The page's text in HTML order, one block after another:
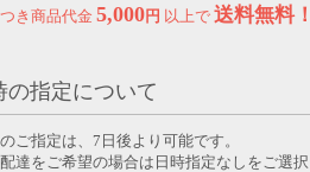
き商品代金 5,000円 以上で 送料無料！
の指定について
ご指定は、7日後より可能です。
達をご希望の場合は日時指定なしをご選択